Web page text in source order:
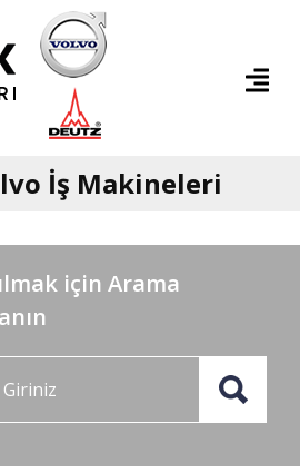
İş Makineleri
için Arama